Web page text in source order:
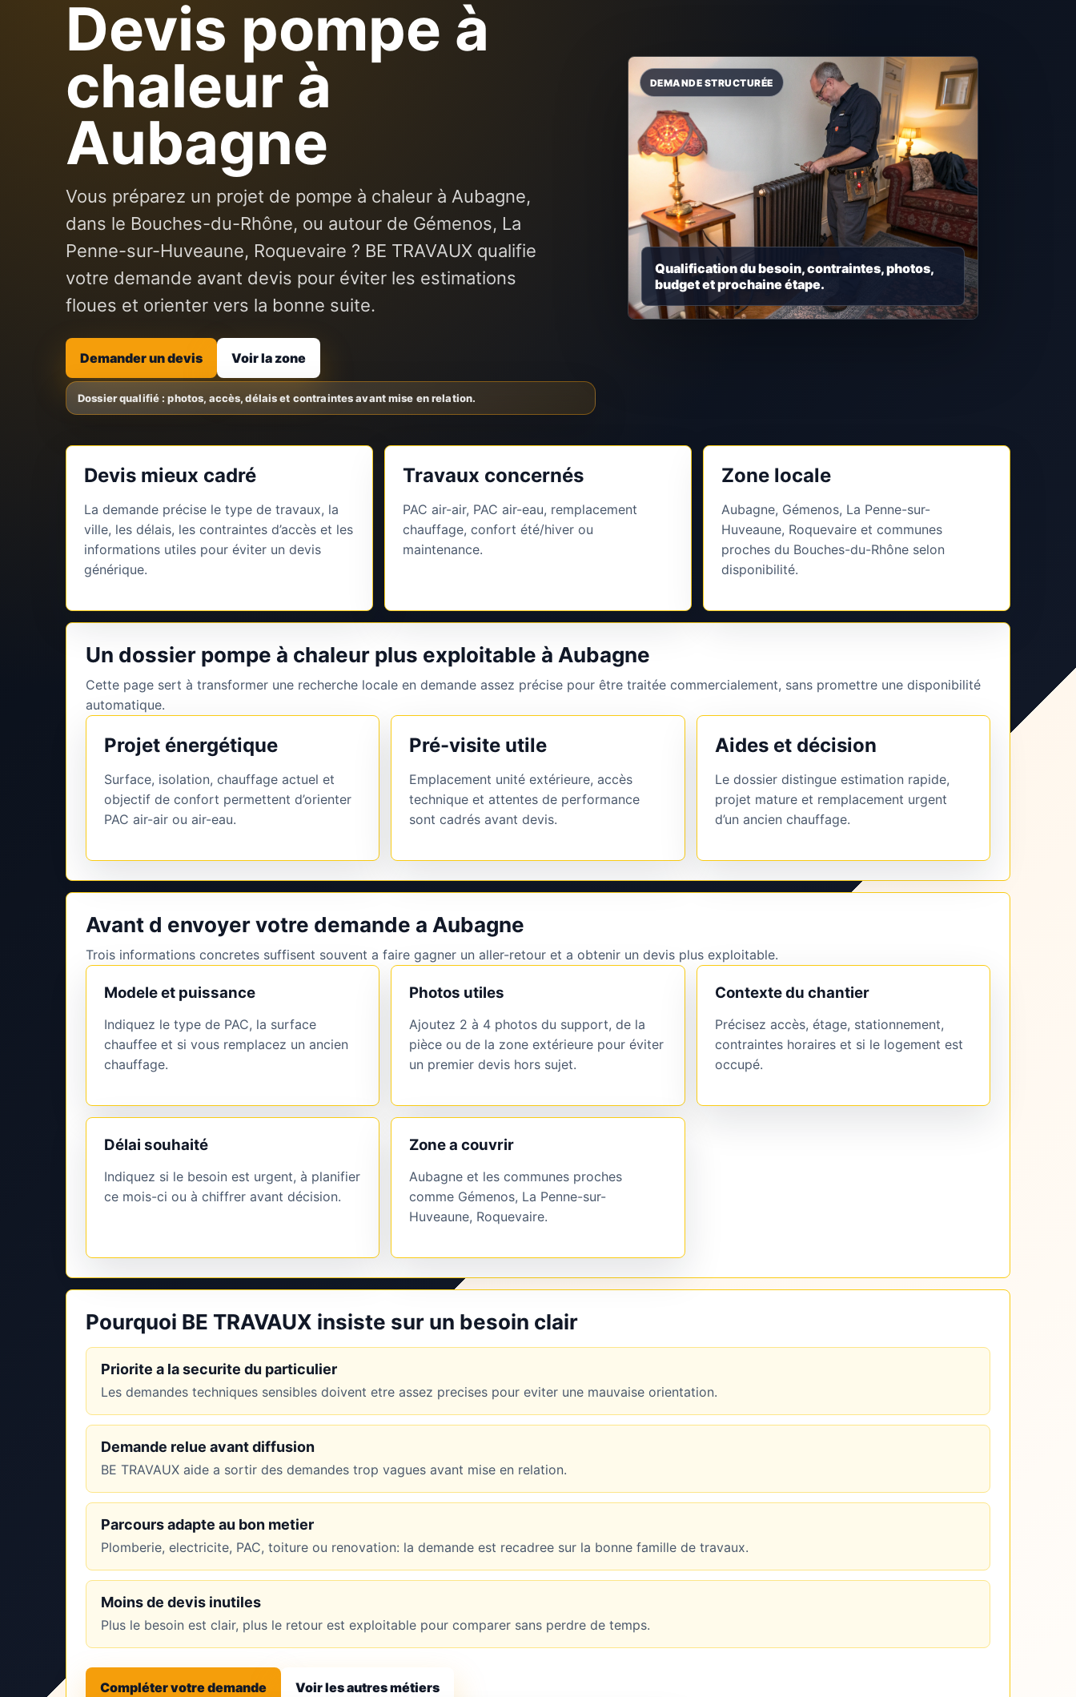
Devis pompe à
chaleur à
Aubagne
Vous préparez un projet de pompe à chaleur à Aubagne,
dans le Bouches-du-Rhône, ou autour de Gémenos, La
Penne-sur-Huveaune, Roquevaire ? BE TRAVAUX qualifie
votre demande avant devis pour éviter les estimations
floues et orienter vers la bonne suite.
Demander un devis Voir la zone
Qualification du besoin, contraintes, photos,
budget et prochaine étape.
Devis mieux cadré
La demande précise le type de travaux, la
ville, les délais, les contraintes d’accès et les
informations utiles pour éviter un devis
générique.
Travaux concernés
PAC air-air, PAC air-eau, remplacement
chauffage, confort été/hiver ou
maintenance.
Zone locale
Aubagne, Gémenos, La Penne-sur-
Huveaune, Roquevaire et communes
proches du Bouches-du-Rhône selon
disponibilité.
Un dossier pompe à chaleur plus exploitable à Aubagne
Cette page sert à transformer une recherche locale en demande assez précise pour être traitée commercialement, sans promettre une disponibilité
automatique.
Projet énergétique
Surface, isolation, chauffage actuel et
objectif de confort permettent d’orienter
PAC air-air ou air-eau.
Pré-visite utile
Emplacement unité extérieure, accès
technique et attentes de performance
sont cadrés avant devis.
Aides et décision
Le dossier distingue estimation rapide,
projet mature et remplacement urgent
d’un ancien chauffage.
Avant d envoyer votre demande a Aubagne
Trois informations concretes suffisent souvent a faire gagner un aller-retour et a obtenir un devis plus exploitable.
Modele et puissance
Indiquez le type de PAC, la surface
chauffee et si vous remplacez un ancien
chauffage.
Photos utiles
Ajoutez 2 à 4 photos du support, de la
pièce ou de la zone extérieure pour éviter
un premier devis hors sujet.
Contexte du chantier
Précisez accès, étage, stationnement,
contraintes horaires et si le logement est
occupé.
Délai souhaité
Indiquez si le besoin est urgent, à planifier
ce mois-ci ou à chiffrer avant décision.
Zone a couvrir
Aubagne et les communes proches
comme Gémenos, La Penne-sur-
Huveaune, Roquevaire.
Pourquoi BE TRAVAUX insiste sur un besoin clair
Priorite a la securite du particulier
Les demandes techniques sensibles doivent etre assez precises pour eviter une mauvaise orientation.
Demande relue avant diffusion
BE TRAVAUX aide a sortir des demandes trop vagues avant mise en relation.
Parcours adapte au bon metier
Plomberie, electricite, PAC, toiture ou renovation: la demande est recadree sur la bonne famille de travaux.
Moins de devis inutiles
Plus le besoin est clair, plus le retour est exploitable pour comparer sans perdre de temps.
Compléter votre demande Voir les autres métiers